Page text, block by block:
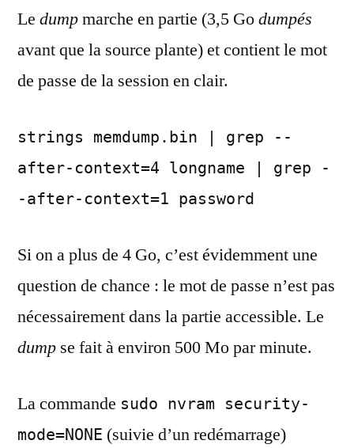
Le dumpmarche en partie (3,5 Godumpés
avant que la source plante) et contient le mot
de passe de la session en clair.
strings memdump.bin | grep --
after-context=4 longname | grep -
-after-context=1 password
Si on a plus de 4 Go, c’est évidemment une
question de chance : le mot de passe n’est pas
nécessairement dans la partie accessible. Le
dump se fait à environ 500 Mo par minute.
La commande sudo nvram security-
mode=NONE (suivie d’un redémarrage)